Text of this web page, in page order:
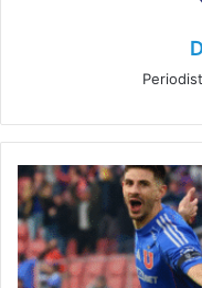
Club
argentino
quiere
fichar
a